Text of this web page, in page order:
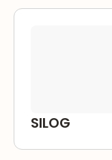
SILOG